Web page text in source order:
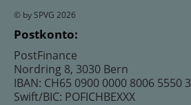
© by SPVG 2026
Postkonto:
PostFinance
Nordring 8, 3030 Bern
IBAN: CH65 0900 0000 8006 5550 3
Swift/BIC: POFICHBEXXX